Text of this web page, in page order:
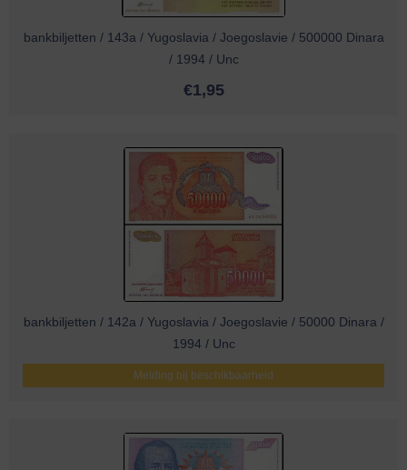
bankbiljetten / 143a / Yugoslavia / Joegoslavie / 500000 Dinara
/ 1994 / Unc
€1,95
bankbiljetten / 142a / Yugoslavia / Joegoslavie / 50000 Dinara /
1994 / Unc
Melding bij beschikbaarheid